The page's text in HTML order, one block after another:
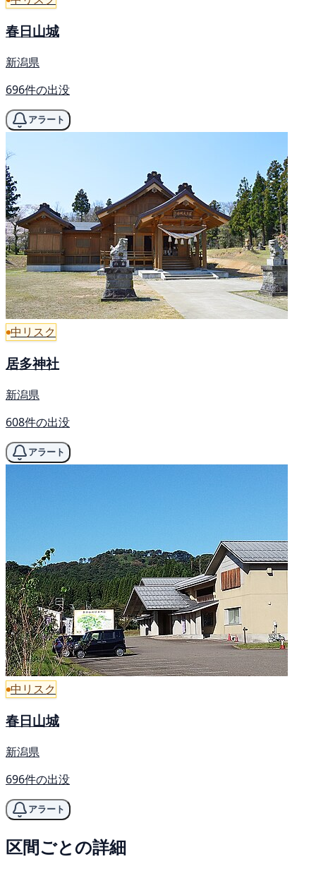
春日山城
新潟県
696件の出没
アラート
中リスク
居多神社
新潟県
608件の出没
アラート
中リスク
春日山城
新潟県
696件の出没
アラート
区間ごとの詳細